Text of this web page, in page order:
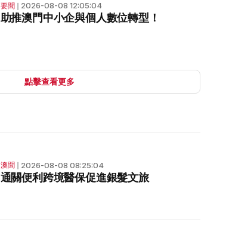
要聞 ❘ 2026-08-08 12:05:04
助推澳門中小企與個人數位轉型！
點擊查看更多
澳聞 ❘ 2026-08-08 08:25:04
通關便利跨境醫保促進銀髮文旅